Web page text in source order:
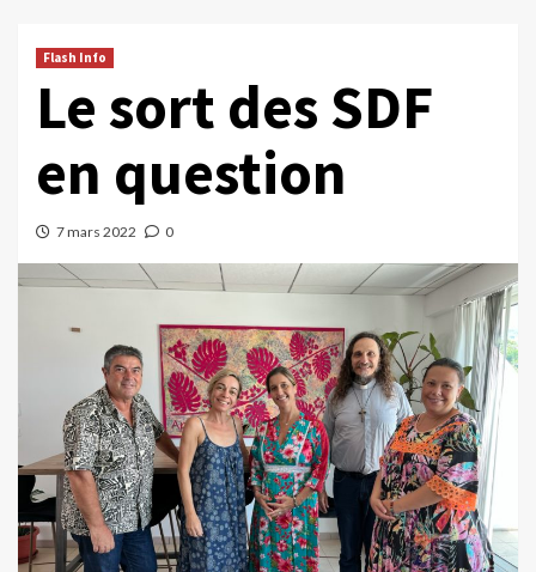
Flash Info
Le sort des SDF
en question
7 mars 2022 0